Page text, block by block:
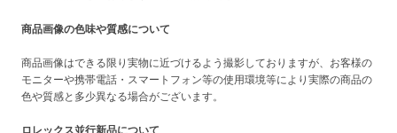
商品画像の色味や質感について
商品画像はできる限り実物に近づけるよう撮影しておりますが、お客様の
モニターや携帯電話・スマートフォン等の使用環境等により実際の商品の
色や質感と多少異なる場合がございます。
ロレックス並行新品について